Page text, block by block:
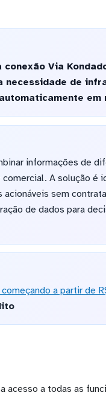
conexão Via
necessidade de
em
informações de
A solução é
sem
de dados para
a partir de
acesso a todas as